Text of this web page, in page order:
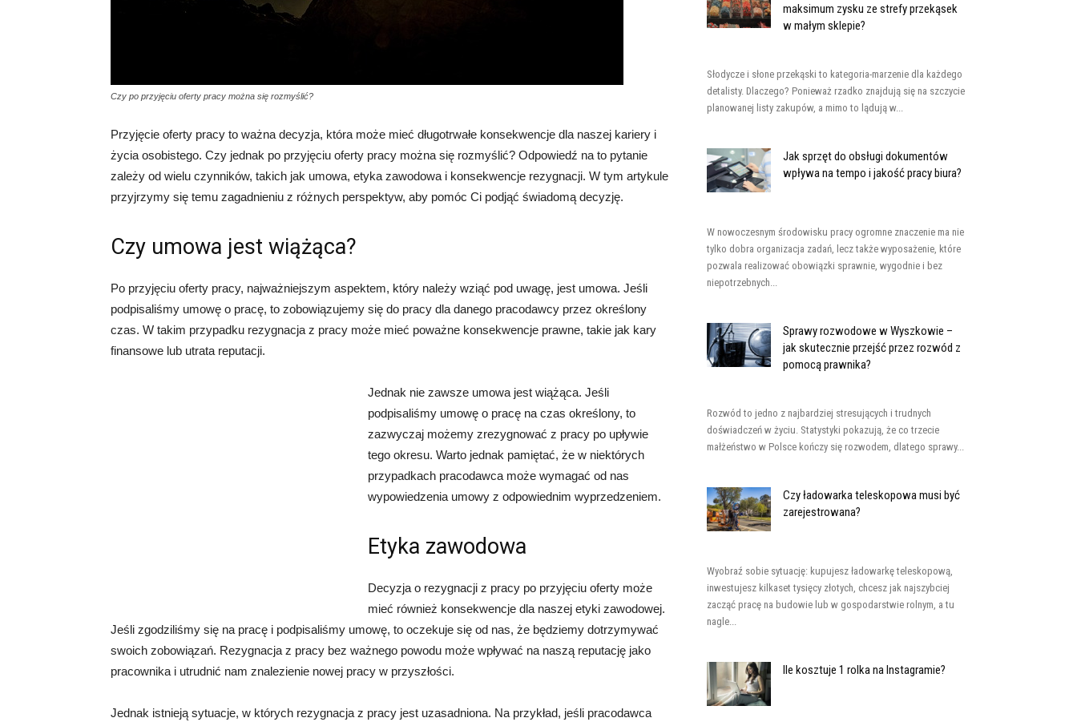
Czy po przyjęciu oferty pracy można się rozmyślić?
Przyjęcie oferty pracy to ważna decyzja, która może mieć długotrwałe konsekwencje dla naszej kariery i
życia osobistego. Czy jednak po przyjęciu oferty pracy można się rozmyślić? Odpowiedź na to pytanie
zależy od wielu czynników, takich jak umowa, etyka zawodowa i konsekwencje rezygnacji. W tym artykule
przyjrzymy się temu zagadnieniu z różnych perspektyw, aby pomóc Ci podjąć świadomą decyzję.
Czy umowa jest wiążąca?
Po przyjęciu oferty pracy, najważniejszym aspektem, który należy wziąć pod uwagę, jest umowa. Jeśli
podpisaliśmy umowę o pracę, to zobowiązujemy się do pracy dla danego pracodawcy przez określony
czas. W takim przypadku rezygnacja z pracy może mieć poważne konsekwencje prawne, takie jak kary
finansowe lub utrata reputacji.
Jednak nie zawsze umowa jest wiążąca. Jeśli
podpisaliśmy umowę o pracę na czas określony, to
zazwyczaj możemy zrezygnować z pracy po upływie
tego okresu. Warto jednak pamiętać, że w niektórych
przypadkach pracodawca może wymagać od nas
wypowiedzenia umowy z odpowiednim wyprzedzeniem.
Etyka zawodowa
Decyzja o rezygnacji z pracy po przyjęciu oferty może
mieć również konsekwencje dla naszej etyki zawodowej.
Jeśli zgodziliśmy się na pracę i podpisaliśmy umowę, to oczekuje się od nas, że będziemy dotrzymywać
swoich zobowiązań. Rezygnacja z pracy bez ważnego powodu może wpływać na naszą reputację jako
pracownika i utrudnić nam znalezienie nowej pracy w przyszłości.
Jednak istnieją sytuacje, w których rezygnacja z pracy jest uzasadniona. Na przykład, jeśli pracodawca
maksimum zysku ze strefy przekąsek
w małym sklepie?
Słodycze i słone przekąski to kategoria-marzenie dla każdego
detalisty. Dlaczego? Ponieważ rzadko znajdują się na szczycie
planowanej listy zakupów, a mimo to lądują w...
Jak sprzęt do obsługi dokumentów
wpływa na tempo i jakość pracy biura?
W nowoczesnym środowisku pracy ogromne znaczenie ma nie
tylko dobra organizacja zadań, lecz także wyposażenie, które
pozwala realizować obowiązki sprawnie, wygodnie i bez
niepotrzebnych...
Sprawy rozwodowe w Wyszkowie –
jak skutecznie przejść przez rozwód z
pomocą prawnika?
Rozwód to jedno z najbardziej stresujących i trudnych
doświadczeń w życiu. Statystyki pokazują, że co trzecie
małżeństwo w Polsce kończy się rozwodem, dlatego sprawy...
Czy ładowarka teleskopowa musi być
zarejestrowana?
Wyobraź sobie sytuację: kupujesz ładowarkę teleskopową,
inwestujesz kilkaset tysięcy złotych, chcesz jak najszybciej
zacząć pracę na budowie lub w gospodarstwie rolnym, a tu
nagle...
Ile kosztuje 1 rolka na Instagramie?